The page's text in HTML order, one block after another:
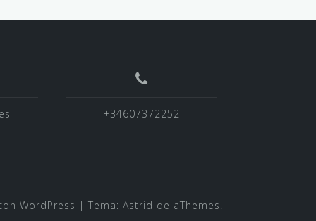
+34607372252
WordPress | Tema: Astrid de aThemes.